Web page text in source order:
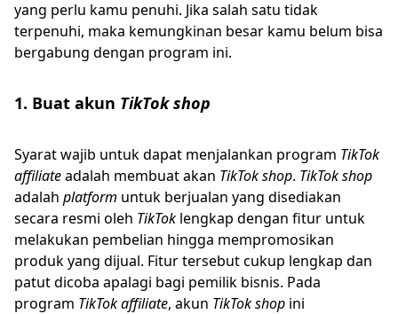
yang perlu kamu penuhi. Jika salah satu tidak
terpenuhi, maka kemungkinan besar kamu belum bisa
bergabung dengan program ini.
1. Buat akun TikTok shop
Syarat wajib untuk dapat menjalankan program TikTok
affiliateadalah membuat akan TikTok shop. TikTok shop
adalah platform untuk berjualan yang disediakan
secara resmi oleh TikTok lengkap dengan fitur untuk
melakukan pembelian hingga mempromosikan
produk yang dijual. Fitur tersebut cukup lengkap dan
patut dicoba apalagi bagi pemilik bisnis. Pada
program TikTok affiliate, akun TikTok shop ini